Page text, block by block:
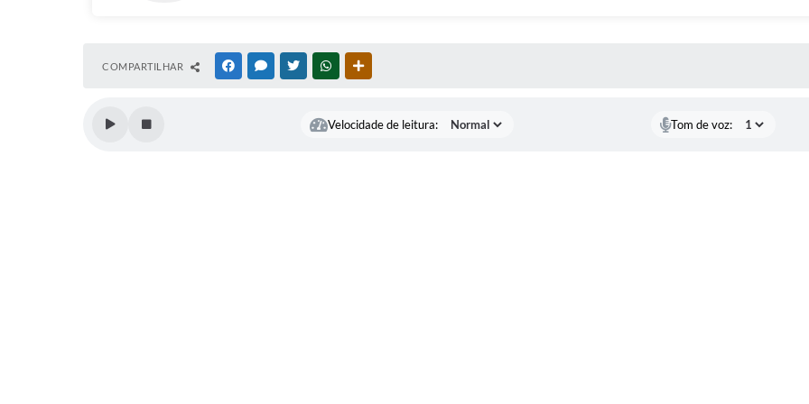
COMPARTILHAR FACEBOOKMESSENGER
TWITTERWHATSAPP
Velocidade de leitura: Tom de voz: